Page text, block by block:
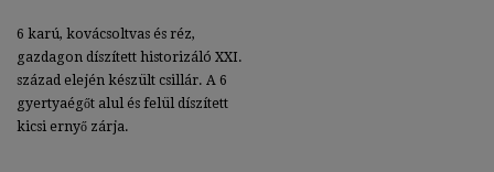
6 karú, kovácsoltvas és réz,
gazdagon díszített historizáló XXI.
század elején készült csillár. A 6
gyertyaégőt alul és felül díszített
kicsi ernyő zárja.